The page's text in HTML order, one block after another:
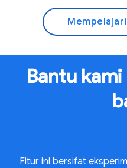
Bantu
Fitur ini bersifat